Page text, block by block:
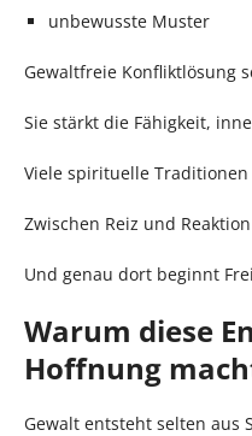
unbewusste Muster
Gewaltfreie Konfliktlösung
Sie stärkt die Fähigkeit,
Viele spirituelle
Zwischen Reiz und
Und genau dort beginnt
Warum diese
Hoffnung
Gewalt entsteht selten aus